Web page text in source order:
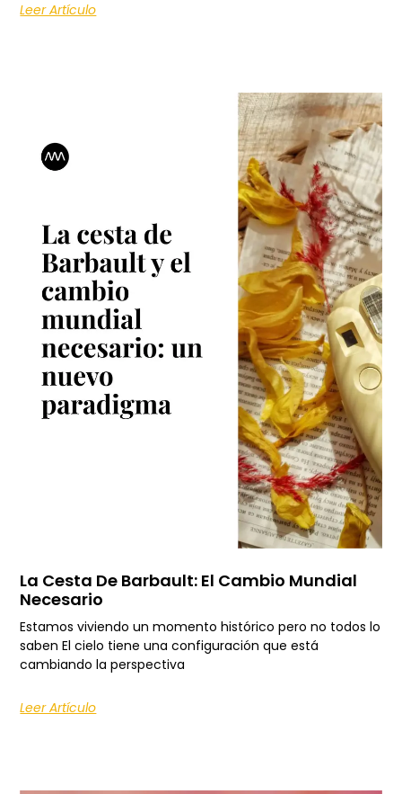
Leer Artículo
La Cesta De Barbault: El Cambio Mundial
Necesario
Estamos viviendo un momento histórico pero no todos lo
saben El cielo tiene una configuración que está
cambiando la perspectiva
Leer Artículo